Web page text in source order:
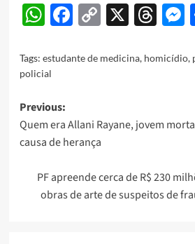
WhatsApp
Facebook
Copy
X
Tags: estudante de medicina, homicídio,
policial
Post
navigation
Previous:
Quem era Allani Rayane, jovem
causa de herança
PF apreende cerca de R$ 230
obras de arte de suspeitos de